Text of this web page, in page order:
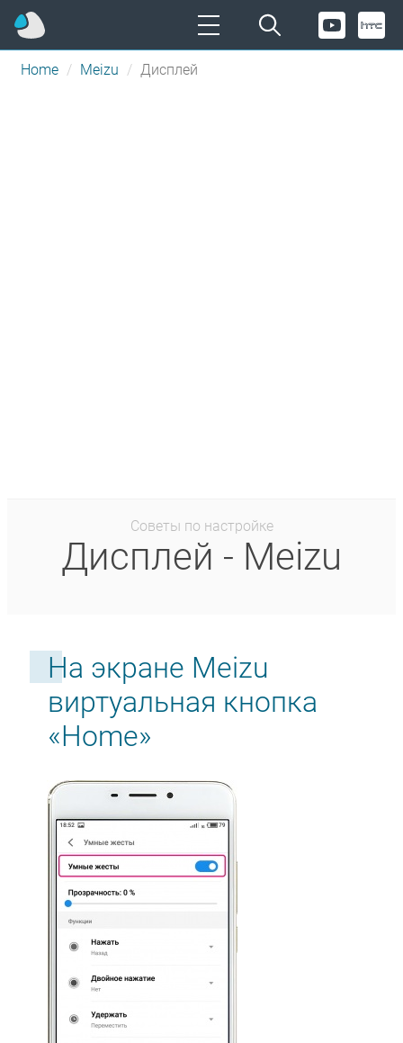
Home Meizu Дисплей
Советы по настройке
Дисплей - Meizu
На экране Meizu
виртуальная кнопка
«Home»